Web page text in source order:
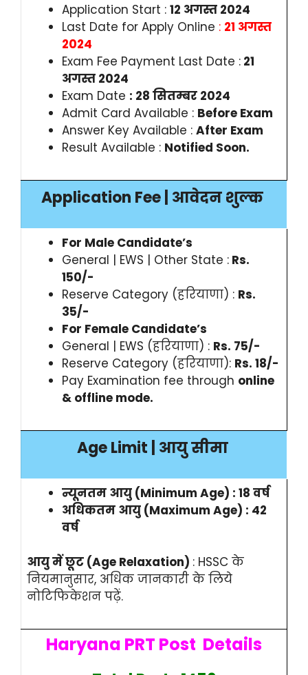
Application Start : 12 अगस्त 2024
Last Date for Apply Online : 21 अगस्त
2024
Exam Fee Payment Last Date : 21
अगस्त 2024
Exam Date : 28 सितम्बर 2024
Admit Card Available : Before Exam
Answer Key Available : After Exam
Result Available : Notified Soon.
Application Fee | आवेदन शुल्क
For Male Candidate’s
General | EWS | Other State : Rs.
150/-
Reserve Category (हरियाणा) : Rs.
35/-
For Female Candidate’s
General | EWS (हरियाणा) : Rs. 75/-
Reserve Category (हरियाणा): Rs. 18/-
Pay Examination fee through online
& offline mode.
Age Limit | आयु सीमा
न्यूनतम आयु (Minimum Age) : 18 वर्ष
अधिकतम आयु (Maximum Age) : 42
वर्ष
आयु में छूट (Age Relaxation) : HSSC के
नियमानुसार, अधिक जानकारी के लिये
नोटिफिकेशन पढ़ें.
Haryana PRT Post Details